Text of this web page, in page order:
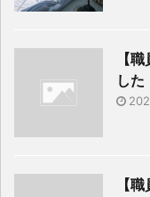
【
した
【